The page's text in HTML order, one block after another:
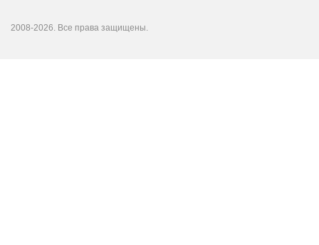
2008-2026. Все права защищены.